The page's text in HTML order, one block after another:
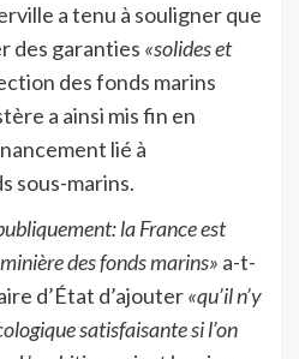
a tenu à souligner que
des garanties «solides et
des fonds marins
a ainsi mis fin en
lié à
sous-marins.
la France est
des fonds marins» a-t-
d’État d’ajouter«qu’il n’y
satisfaisante si l’on